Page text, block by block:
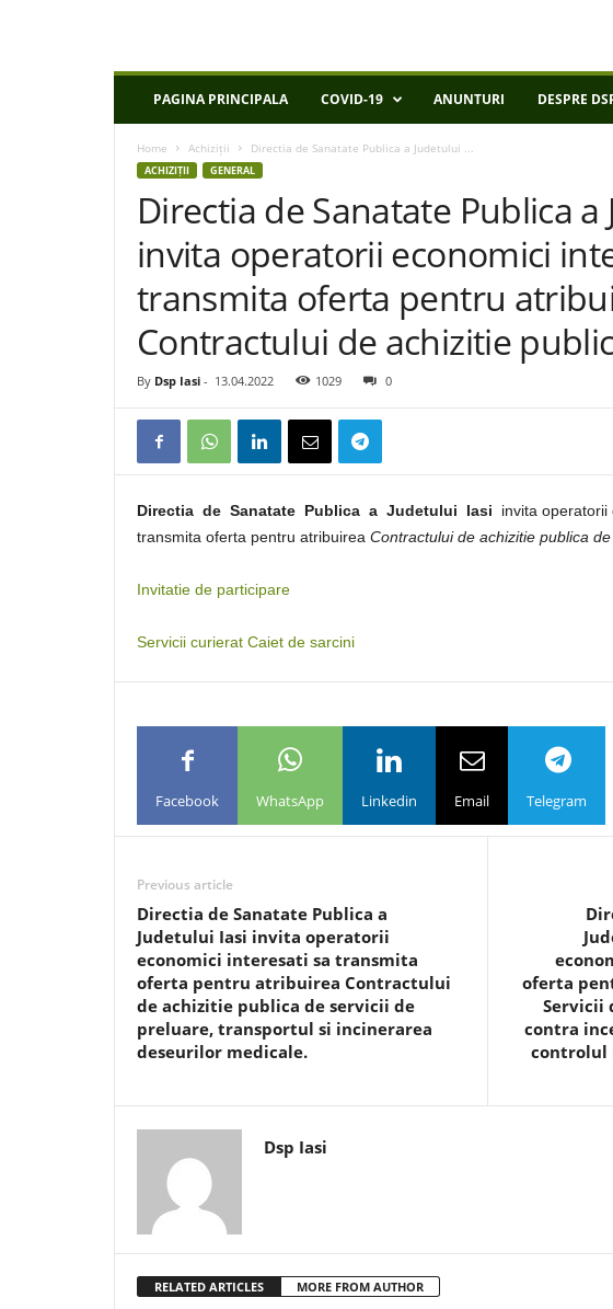
P
PAGINA PRINCIPALA COVID-19 ANUNTURI DESPRE
Home Achiziții Directia de Sanatate Publica a Judetului ...
ACHIZIȚII GENERAL
Directia de Sanatate Publica a
invita operatorii economici
transmita oferta pentru
Contractului de achizitie
By Dsp Iasi - 13.04.2022 1029 0
Directia de Sanatate Publica a Judetului Iasi
invita operatorii
transmita oferta pentru atribuirea Contractului de achizitie publica de
Invitatie de participare
Servicii curierat Caiet de sarcini
Facebook WhatsApp Linkedin Email Telegram
Previous article
Directia de Sanatate Publica a
Judetului Iasi invita operatorii
economici interesati sa transmita
oferta pentru atribuirea Contractului
de achizitie publica de servicii de
preluare, transportul si incinerarea
deseurilor medicale.
oferta
Servicii
contra
controlul
Dsp Iasi
RELATED ARTICLES MORE FROM AUTHOR